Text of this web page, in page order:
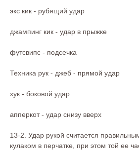
экс кик - рубящий удар
джампинг кик - удар в прыжке
футсвипс - подсечка
Техника рук - джеб - прямой удар
хук - боковой удар
апперкот - удар снизу вверх
13-2. Удар рукой считается
кулаком в перчатке, при этом той ее